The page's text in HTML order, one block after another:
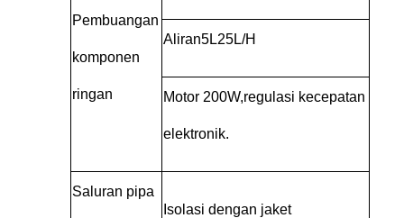
Pembuangan
komponen
ringan
Aliran5L25L/H
Motor 200W,regulasi kecepatan
elektronik.
Saluran pipa
Isolasi dengan jaket